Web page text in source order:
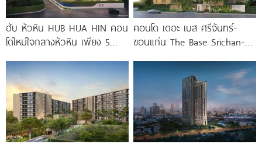
ฮับ หัวหิน HUB HUA HIN คอน
โดใหม่ใจกลางหัวหิน เพียง 5
คอนโด เดอะ เบส ศรีจันทร์-
ขอนแก่น The Base Srichan-
ขอนแก่น